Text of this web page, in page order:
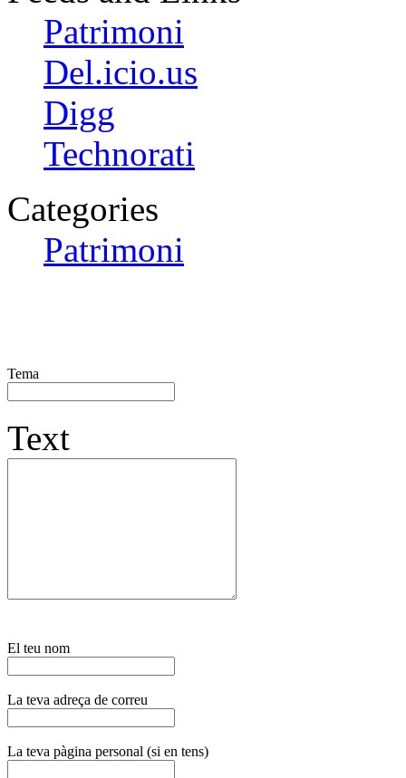
Patrimoni
Del.icio.us
Digg
Technorati
Categories
Patrimoni
Tema
Text
El teu nom
La teva adreça de correu
La teva pàgina personal (si en tens)